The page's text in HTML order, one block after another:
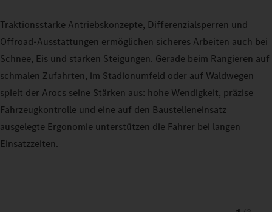
Traktionsstarke Antriebskonzepte, Differenzialsperren und
Offroad-Ausstattungen ermöglichen sicheres Arbeiten auch bei
Schnee, Eis und starken Steigungen. Gerade beim Rangieren auf
schmalen Zufahrten, im Stadionumfeld oder auf Waldwegen
spielt der Arocs seine Stärken aus: hohe Wendigkeit, präzise
Fahrzeugkontrolle und eine auf den Baustelleneinsatz
ausgelegte Ergonomie unterstützen die Fahrer bei langen
Einsatzzeiten.